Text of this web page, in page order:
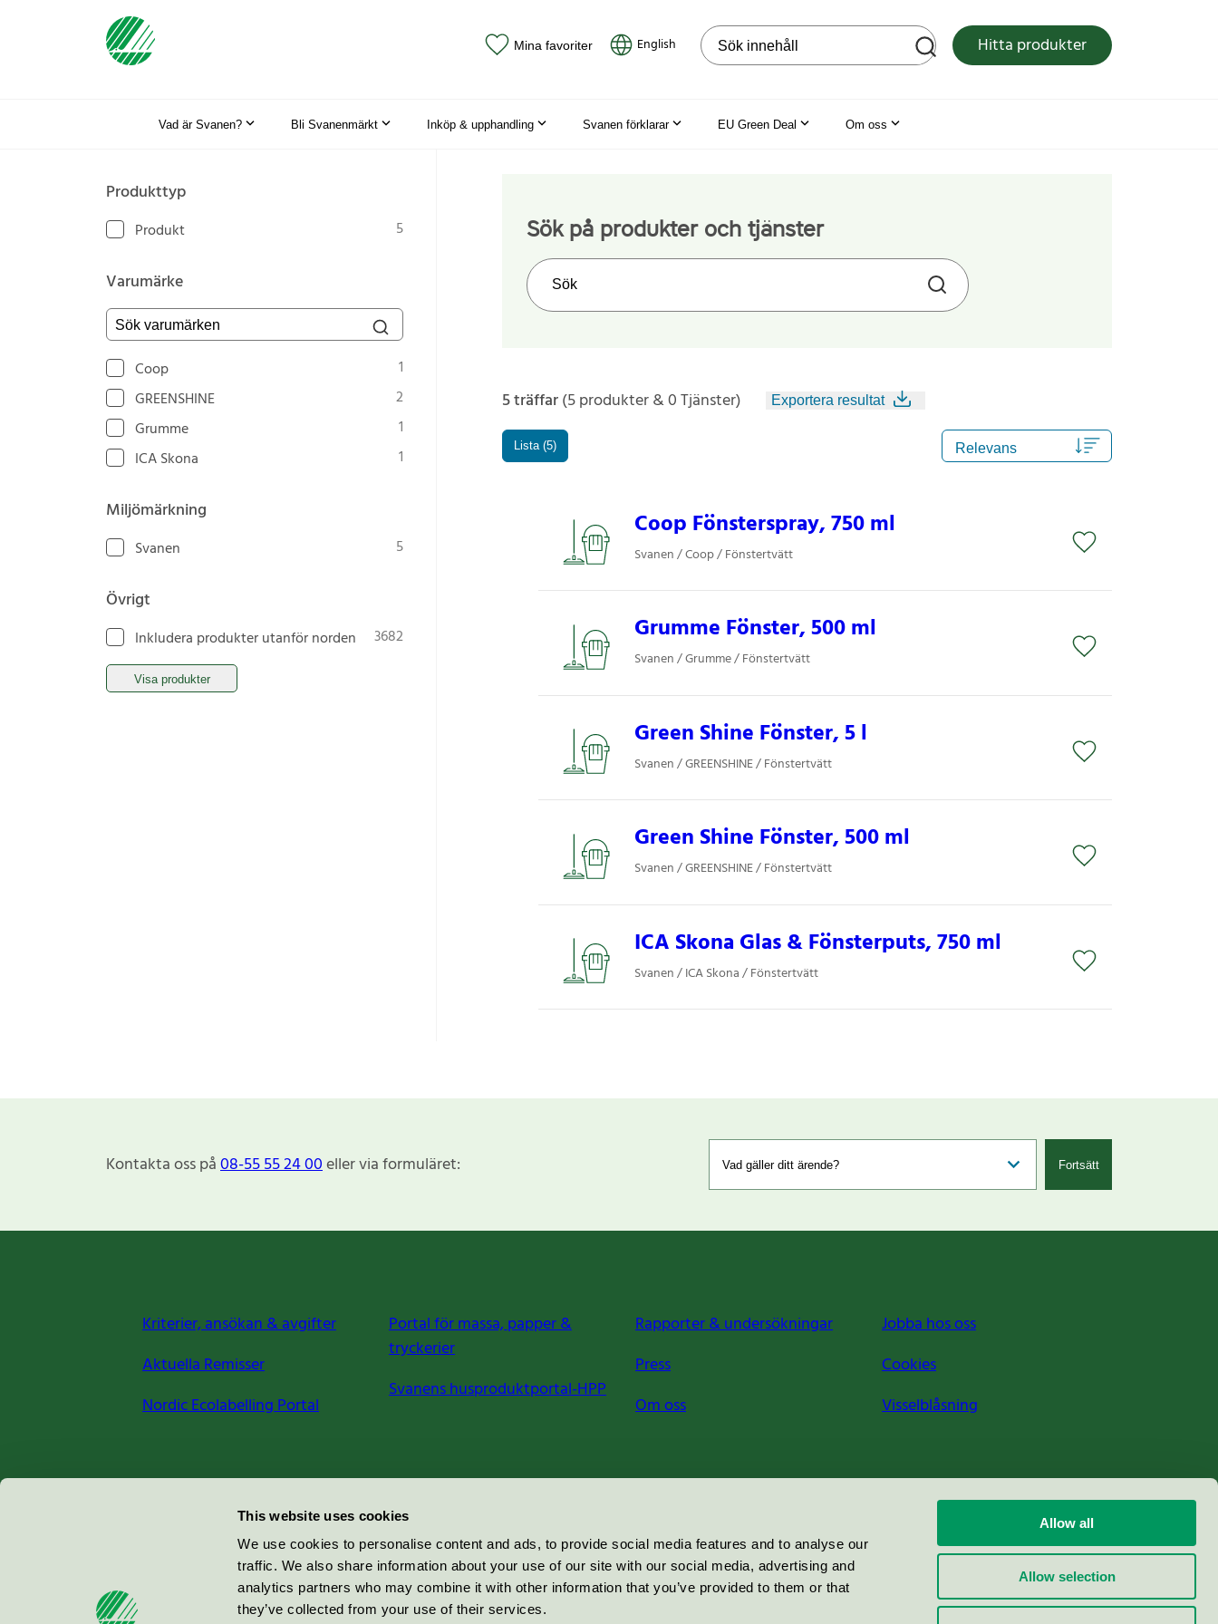
This website uses cookies
We use cookies to personalise content and ads, to provide social media features and to analyse our
traffic. We also share information about your use of our site with our social media, advertising and
analytics partners who may combine it with other information that you’ve provided to them or that
they’ve collected from your use of their services.
Allow all
Allow selection
Mina favoriter English Sök på webbplatsen Hitta produkter
Vad är Svanen? Bli Svanenmärkt Inköp & upphandling Svanen förklarar EU Green Deal Om oss
Sök på produkter och tjänster
Sök på webbplatsen
5 träffar(5 produkter & 0 Tjänster) Exportera resultat
Lista (5)
Coop Fönsterspray, 750 ml
Svanen / Coop / Fönstertvätt
Grumme Fönster, 500 ml
Svanen / Grumme / Fönstertvätt
Green Shine Fönster, 5 l
Svanen / GREENSHINE / Fönstertvätt
Green Shine Fönster, 500 ml
Svanen / GREENSHINE / Fönstertvätt
ICA Skona Glas & Fönsterputs, 750 ml
Svanen / ICA Skona / Fönstertvätt
Produkttyp
Produkt 5
Varumärke
Sök varumärken
Coop
1
GREENSHINE
2
Grumme
1
ICA Skona
1
Miljömärkning
Svanen 5
Övrigt
Inkludera produkter utanför norden 3682
Visa produkter
Kontakta oss på08-55 55 24 00eller via formuläret: Fortsätt
Kriterier, ansökan & avgifter
Aktuella Remisser
Nordic Ecolabelling Portal
Portal för massa, papper &
tryckerier
Svanens husproduktportal-HPP
Rapporter & undersökningar
Press
Om oss
Jobba hos oss
Cookies
Visselblåsning
Miljömärkning Sverige AB
100 64